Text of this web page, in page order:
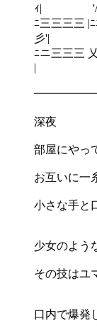
ｨ| '/
ﾆ三三三
彡'|
ﾆニ三三三
|
深夜
部屋にやっ
お互いに一
小さな手と
少女のよう
その技はユ
口内で爆発